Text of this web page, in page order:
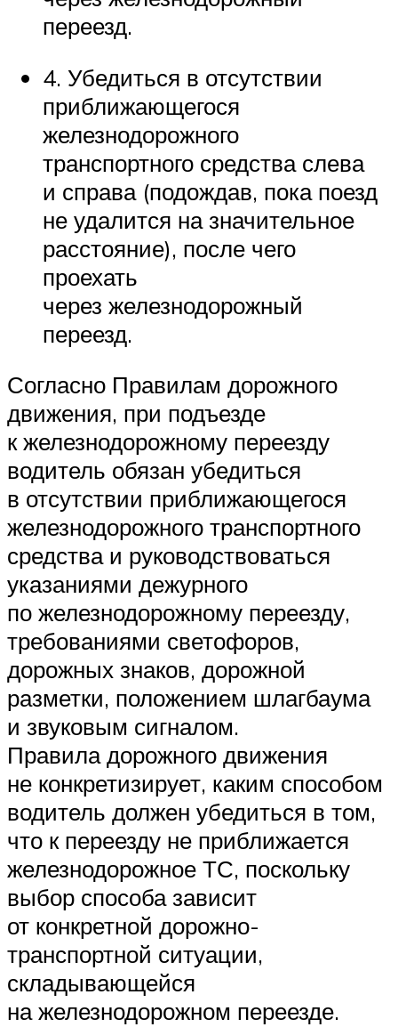
переезд.
4. Убедиться в отсутствии
приближающегося
железнодорожного
транспортного средства слева
и справа (подождав, пока поезд
не удалится на значительное
расстояние), после чего
проехать
через железнодорожный
переезд.
Согласно Правилам дорожного
движения, при подъезде
к железнодорожному переезду
водитель обязан убедиться
в отсутствии приближающегося
железнодорожного транспортного
средства и руководствоваться
указаниями дежурного
по железнодорожному переезду,
требованиями светофоров,
дорожных знаков, дорожной
разметки, положением шлагбаума
и звуковым сигналом.
Правила дорожного движения
не конкретизирует, каким способом
водитель должен убедиться в том,
что к переезду не приближается
железнодорожное ТС, поскольку
выбор способа зависит
от конкретной дорожно-
транспортной ситуации,
складывающейся
на железнодорожном переезде.